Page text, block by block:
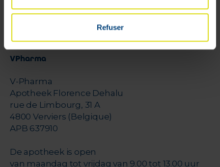
Refuser
Cookies
VPharma
V-Pharma
Apotheek Florence Dehalu
rue de Limbourg, 31 A
4800 Verviers (Belgique)
APB 637910
De apotheek is open
van maandag tot vrijdag van 9.00 tot 13.00 uur